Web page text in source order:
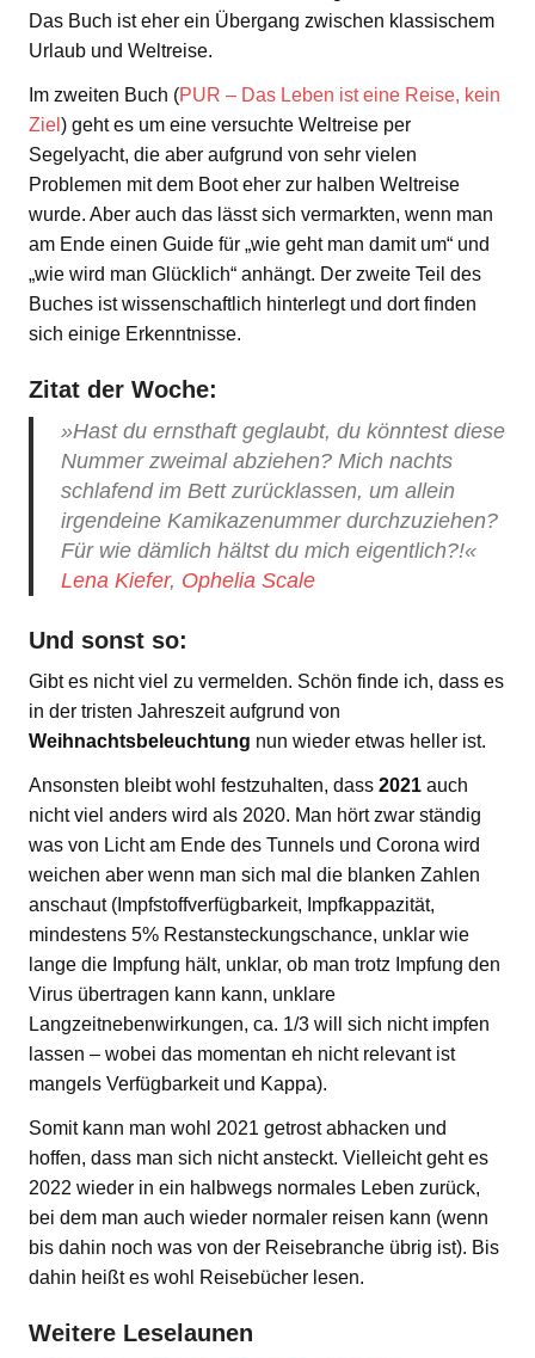
Das Buch ist eher ein Übergang zwischen klassischem
Urlaub und Weltreise.
Im zweiten Buch (PUR – Das Leben ist eine Reise, kein
Ziel ) geht es um eine versuchte Weltreise per
Segelyacht, die aber aufgrund von sehr vielen
Problemen mit dem Boot eher zur halben Weltreise
wurde. Aber auch das lässt sich vermarkten, wenn man
am Ende einen Guide für „wie geht man damit um“ und
„wie wird man Glücklich“ anhängt. Der zweite Teil des
Buches ist wissenschaftlich hinterlegt und dort finden
sich einige Erkenntnisse.
Zitat der Woche:
»Hast du ernsthaft geglaubt, du könntest diese
Nummer zweimal abziehen? Mich nachts
schlafend im Bett zurücklassen, um allein
irgendeine Kamikazenummer durchzuziehen?
Für wie dämlich hältst du mich eigentlich?!«
Lena Kiefer, Ophelia Scale
Und sonst so:
Gibt es nicht viel zu vermelden. Schön finde ich, dass es
in der tristen Jahreszeit aufgrund von
Weihnachtsbeleuchtung nun wieder etwas heller ist.
Ansonsten bleibt wohl festzuhalten, dass 2021 auch
nicht viel anders wird als 2020. Man hört zwar ständig
was von Licht am Ende des Tunnels und Corona wird
weichen aber wenn man sich mal die blanken Zahlen
anschaut (Impfstoffverfügbarkeit, Impfkappazität,
mindestens 5% Restansteckungschance, unklar wie
lange die Impfung hält, unklar, ob man trotz Impfung den
Virus übertragen kann kann, unklare
Langzeitnebenwirkungen, ca. 1/3 will sich nicht impfen
lassen – wobei das momentan eh nicht relevant ist
mangels Verfügbarkeit und Kappa).
Somit kann man wohl 2021 getrost abhacken und
hoffen, dass man sich nicht ansteckt. Vielleicht geht es
2022 wieder in ein halbwegs normales Leben zurück,
bei dem man auch wieder normaler reisen kann (wenn
bis dahin noch was von der Reisebranche übrig ist). Bis
dahin heißt es wohl Reisebücher lesen.
Weitere Leselaunen